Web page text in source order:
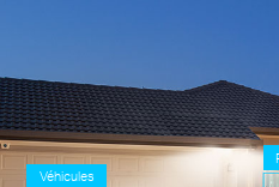
Véhicules